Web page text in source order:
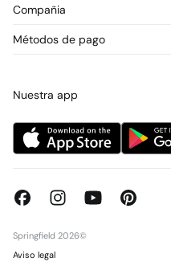
Envío
Promociones vigentes
¡Únete!
Compañia
Tiendas
Métodos de pago
Nuestra app
Springfield 2026©
Aviso legal